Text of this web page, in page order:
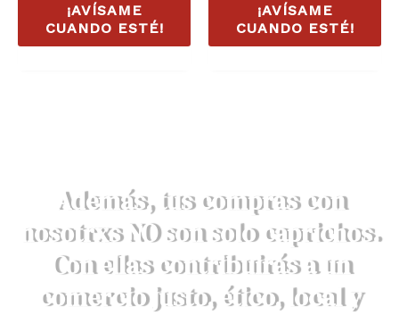
¡AVÍSAME
CUANDO ESTÉ!
¡AVÍSAME
CUANDO ESTÉ!
Además, tus compras con
nosotrxs NO son solo caprichos.
Con ellas contribuirás a un
comercio justo, ético, local y